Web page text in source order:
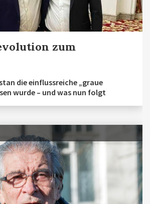
zum
die einflussreiche „graue
wurde – und was nun folgt